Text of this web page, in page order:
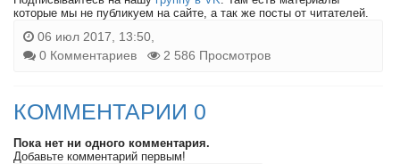
которые мы не публикуем на сайте, а так же посты от читателей.
06 июл 2017, 13:50,
0 Комментариев
2 586 Просмотров
КОММЕНТАРИИ 0
Пока нет ни одного комментария.
Добавьте комментарий первым!